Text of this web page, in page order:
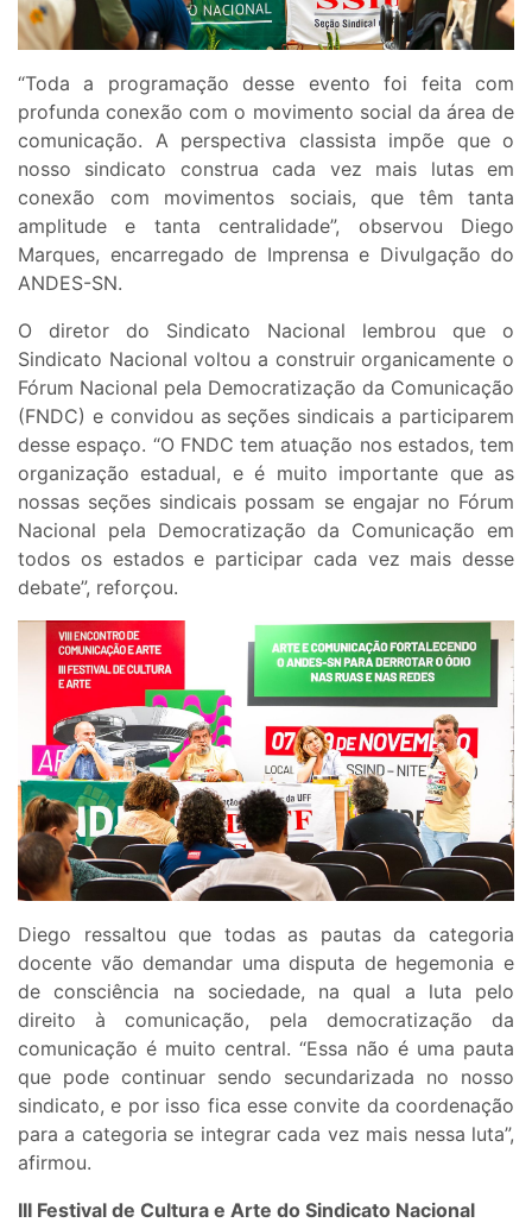
“Toda a programação desse evento foi feita com
profunda conexão com o movimento social da área de
comunicação. A perspectiva classista impõe que o
nosso sindicato construa cada vez mais lutas em
conexão com movimentos sociais, que têm tanta
amplitude e tanta centralidade”, observou Diego
Marques, encarregado de Imprensa e Divulgação do
ANDES-SN.
O diretor do Sindicato Nacional lembrou que o
Sindicato Nacional voltou a construir organicamente o
Fórum Nacional pela Democratização da Comunicação
(FNDC) e convidou as seções sindicais a participarem
desse espaço. “O FNDC tem atuação nos estados, tem
organização estadual, e é muito importante que as
nossas seções sindicais possam se engajar no Fórum
Nacional pela Democratização da Comunicação em
todos os estados e participar cada vez mais desse
debate”, reforçou.
Diego ressaltou que todas as pautas da categoria
docente vão demandar uma disputa de hegemonia e
de consciência na sociedade, na qual a luta pelo
direito à comunicação, pela democratização da
comunicação é muito central. “Essa não é uma pauta
que pode continuar sendo secundarizada no nosso
sindicato, e por isso fica esse convite da coordenação
para a categoria se integrar cada vez mais nessa luta”,
afirmou.
III Festival de Cultura e Arte do Sindicato Nacional